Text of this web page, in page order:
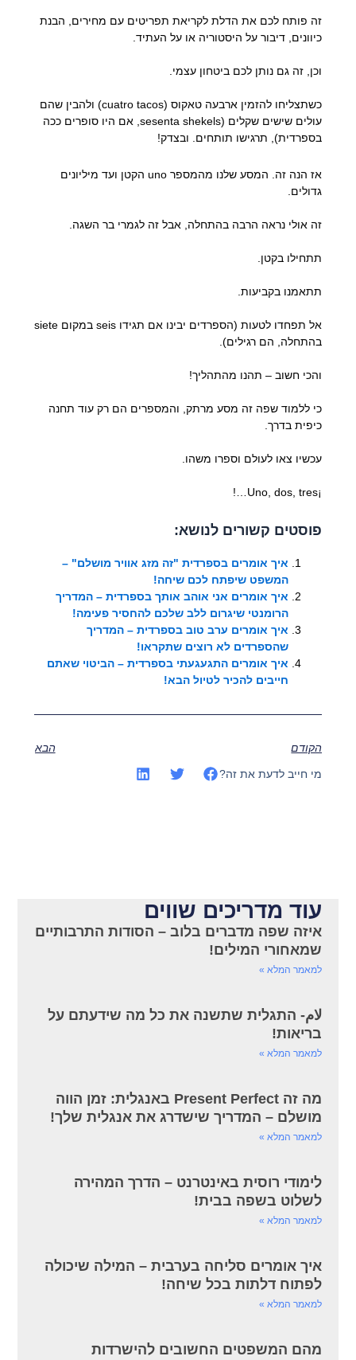
זה פותח לכם את הדלת לקריאת תפריטים עם מחירים, הבנת
כיוונים, דיבור על היסטוריה או על העתיד.
וכן, זה גם נותן לכם ביטחון עצמי.
כשתצליחו להזמין ארבעה טאקוס (cuatro tacos) ולהבין שהם
עולים שישים שקלים (sesenta shekels, אם היו סופרים ככה
בספרדית), תרגישו תותחים. ובצדק!
אז הנה זה. המסע שלנו מהמספר uno הקטן ועד מיליונים
גדולים.
זה אולי נראה הרבה בהתחלה, אבל זה לגמרי בר השגה.
תתחילו בקטן.
תתאמנו בקביעות.
אל תפחדו לטעות (הספרדים יבינו אם תגידו seis במקום siete
בהתחלה, הם רגילים).
והכי חשוב – תהנו מהתהליך!
כי ללמוד שפה זה מסע מרתק, והמספרים הם רק עוד תחנה
כיפית בדרך.
עכשיו צאו לעולם וספרו משהו.
¡Uno, dos, tres…!
פוסטים קשורים לנושא:
איך אומרים בספרדית "זה מזג אוויר מושלם" –
המשפט שיפתח לכם שיחה!
איך אומרים אני אוהב אותך בספרדית – המדריך
הרומנטי שיגרום ללב שלכם להחסיר פעימה!
איך אומרים ערב טוב בספרדית – המדריך
שהספרדים לא רוצים שתקראו!
איך אומרים התגעגעתי בספרדית – הביטוי שאתם
חייבים להכיר לטיול הבא!
הקודם הבא
מי חייב לדעת את זה?
עוד מדריכים שווים
איזה שפה מדברים בלוב – הסודות התרבותיים
שמאחורי המילים!
למאמר המלא »
لام- התגלית שתשנה את כל מה שידעתם על
בריאות!
למאמר המלא »
מה זה Present Perfect באנגלית: זמן הווה
מושלם – המדריך שישדרג את אנגלית שלך!
למאמר המלא »
לימודי רוסית באינטרנט – הדרך המהירה
לשלוט בשפה בבית!
למאמר המלא »
איך אומרים סליחה בערבית – המילה שיכולה
לפתוח דלתות בכל שיחה!
למאמר המלא »
מהם המשפטים החשובים להישרדות